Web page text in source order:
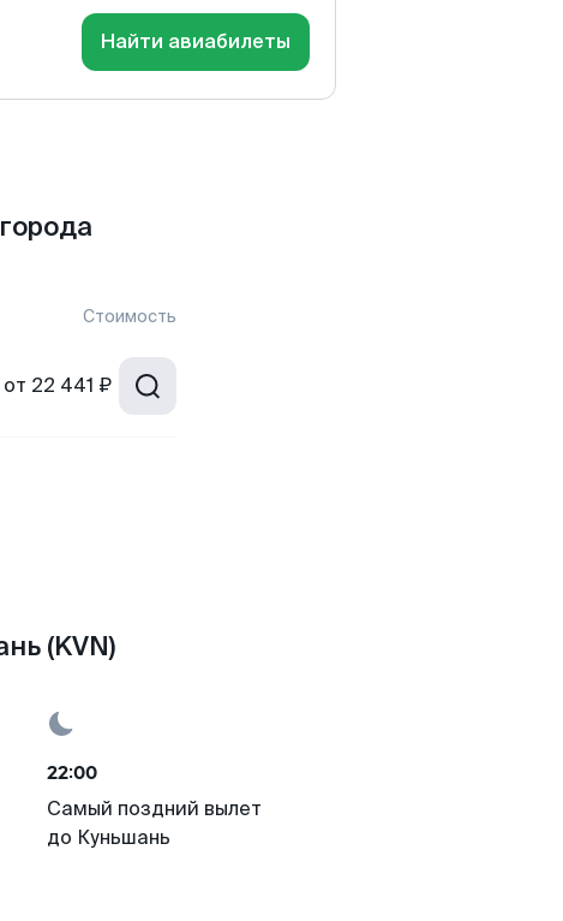
Найти авиабилеты
Стоимость
от 22 441 ₽
(KVN)
22:00
Самый поздний вылет
до Куньшань